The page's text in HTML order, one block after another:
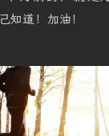
知道！加油！